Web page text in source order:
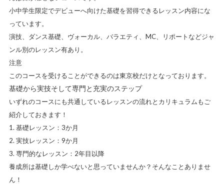
小中学生限定でデビューへ向けた基礎を習得できるレッスン内容にな
っています。
演技、ダンス基礎、ヴォーカル、バラエティ、MC、リポートなどジャ
ンル別のレッスン有あり。
注意
このコースを受けることができるのは東京校だけとなっております。
基礎から実技そして専門と充実のステップ
いずれのコースにも共通しているレッスンの流れとカリキュラムもご
紹介しておきます！
基礎レッスン：3か月
実技レッスン：9か月
専門的なレッスン：2年目以降
養成所は基礎しか学べないと思っていませんか？そんなことありませ
ん！